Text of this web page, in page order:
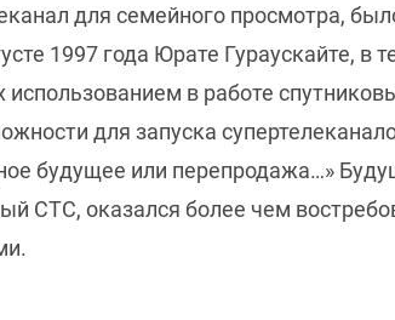
для семейного просмотра,
1997 года Юрате Гураускайте, в
в работе
для запуска
будущее или перепродажа…»
СТС, оказался более чем